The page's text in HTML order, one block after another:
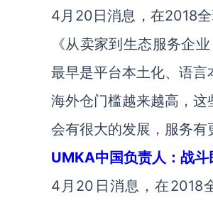
4月20日消息，在2018
《从卖家到生态服务企
最早是平台本土化、语言
海外仓门槛越来越高，
会有很大的发展，服务有
UMKA中国负责人：战
4月20日消息，在2018